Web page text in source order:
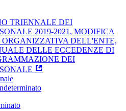
TRIENNALE DEI
2019-2021, MODIFICA
DELL'ENTE,
DELLE ECCEDENZE DI
DEI